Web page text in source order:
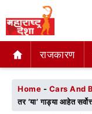
राजकारण
राजकारण
Home - Cars And
तर ‘या’ गाड्या आहेत